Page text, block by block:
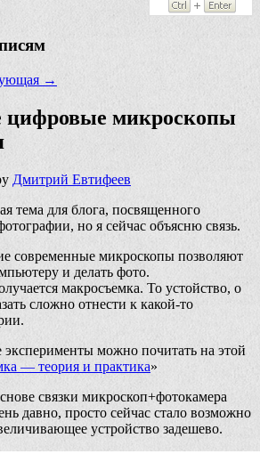
→
цифровые микроскопы
Дмитрий Евтифеев
тема для блога, посвященного
но я сейчас объясню связь.
современные микроскопы позволяют
и делать фото.
макросъемка. То устойство, о
сложно отнести к какой-то
можно почитать на этой
— теория и практика»
связки микроскоп+фотокамера
давно, просто сейчас стало возможно
устройство задешево.